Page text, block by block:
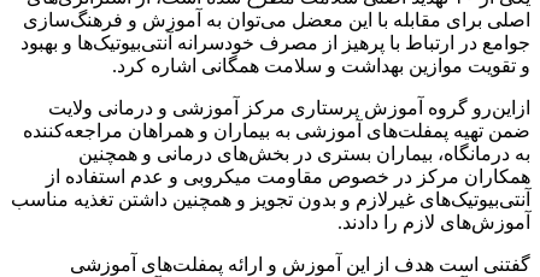
اصلی برای مقابله با این معضل می‌توان به آموزش و فرهنگ‌سازی
جوامع در ارتباط با پرهیز از مصرف خودسرانه آنتی‌بیوتیک‌ها و بهبود
و تقویت موازین بهداشت و سلامت همگانی اشاره کرد.
ازاین‌رو گروه آموزش پرستاری مرکز آموزشی و درمانی ولایت
ضمن تهیه پمفلت‌های آموزشی به بیماران و همراهان مراجعه‌کننده
به درمانگاه، بیماران بستری در بخش‌های درمانی و همچنین
همکاران مرکز در خصوص مقاومت میکروبی و عدم استفاده از
آنتی‌بیوتیک‌های غیرلازم و بدون تجویز و همچنین داشتن تغذیه مناسب
آموزش‌های لازم را دادند.
گفتنی است هدف از این آموزش و ارائه پمفلت‌های آموزشی